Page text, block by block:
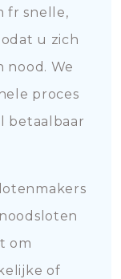
fr snelle,
u zich
nood. We
proces
betaalbaar
om
of